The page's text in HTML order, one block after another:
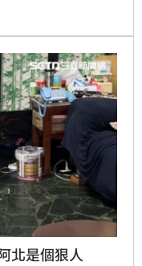
作為共同生活圈的
基桃、宜蘭是一個
「如果是我們的
。
北是個狠人